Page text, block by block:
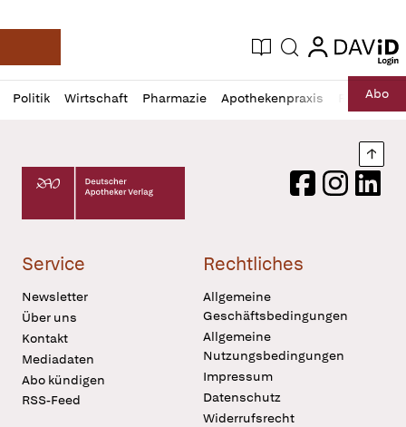
Deutsche Apotheker Zeitung
Aktuelle Ausgabe
Suche login
login
Politik Wirtschaft Pharmazie Apothekenpraxis RechtAbo
Profil
öffnen
Daz
Pur
Deutscher Apotheker Verlag Logo
FacebookInstagram
Service
Newsletter
Über uns
Kontakt
Mediadaten
Abo kündigen
RSS-Feed
Rechtliches
Allgemeine
Geschäftsbedingungen
Allgemeine
Nutzungsbedingungen
Impressum
Datenschutz
Widerrufsrecht